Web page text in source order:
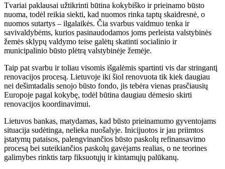
Tvariai paklausai užtikrinti būtina kokybiško ir prieinamo būsto
nuoma, todėl reikia siekti, kad nuomos rinka taptų skaidresnė, o
nuomos sutartys – ilgalaikės. Čia svarbus vaidmuo tenka ir
savivaldybėms, kurios pasinaudodamos joms perleista valstybinės
žemės sklypų valdymo teise galėtų skatinti socialinio ir
municipalinio būsto plėtrą valstybinėje žemėje.
Taip pat svarbu ir toliau visomis išgalėmis spartinti vis dar stringantį
renovacijos procesą. Lietuvoje iki šiol renovuota tik kiek daugiau
nei dešimtadalis senojo būsto fondo, jis tebėra vienas prasčiausių
Europoje pagal kokybę, todėl būtina daugiau dėmesio skirti
renovacijos koordinavimui.
Lietuvos bankas, matydamas, kad būsto prieinamumo gyventojams
situacija sudėtinga, nelieka nuošalyje. Inicijuotos ir jau priimtos
įstatymų pataisos, palengvinančios būsto paskolų refinansavimo
procesą bei suteikiančios paskolų gavėjams realias, o ne teorines
galimybes rinktis tarp fiksuotųjų ir kintamųjų palūkanų.